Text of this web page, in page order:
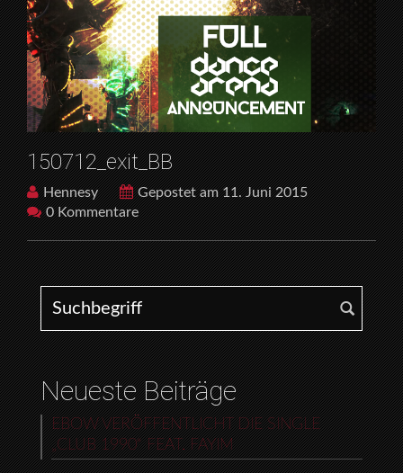
150712_exit_BB
Hennesy
Gepostet am 11. Juni 2015
0 Kommentare
Search for:
Neueste Beiträge
EBOW VERÖFFENTLICHT DIE SINGLE
„CLUB 1990“ FEAT. FAYIM